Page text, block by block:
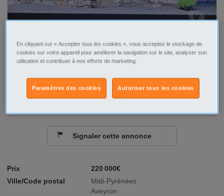
Prix
220 000€
Ville/Code postal
Midi-Pyrénées
Aveyron
Tel
Contacter par email
Signaler cette annonce
En cliquant sur « Accepter tous les cookies », vous acceptez le stockage de
cookies sur votre appareil pour améliorer la navigation sur le site, analyser son
utilisation et contribuer à nos efforts de marketing.
Autoriser tous les cookies
Paramètres des cookies